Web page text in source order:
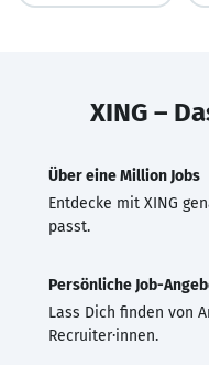
XING –
Über eine Million Jobs
Entdecke mit XING
passt.
Persönliche Job-
Lass Dich finden von
Recruiter·innen.